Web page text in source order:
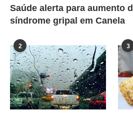
Saúde alerta para aumento
síndrome gripal em Canela
2 3